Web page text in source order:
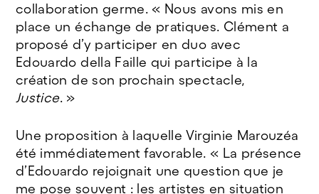
collaboration germe. « Nous avons mis en
place un échange de pratiques. Clément a
proposé d’y participer en duo avec
Edouardo della Faille qui participe à la
création de son prochain spectacle,
Justice. »
Une proposition à laquelle Virginie Marouzéa
été immédiatement favorable. « La présence
d’Edouardo rejoignait une question que je
me pose souvent : les artistes en situation